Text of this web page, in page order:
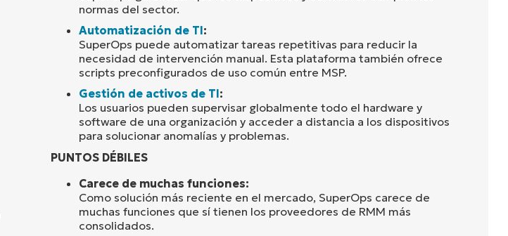
normas del sector.
Automatización de TI:
SuperOps puede automatizar tareas repetitivas para reducir la
necesidad de intervención manual. Esta plataforma también ofrece
scripts preconfigurados de uso común entre MSP.
Gestión de activos de TI:
Los usuarios pueden supervisar globalmente todo el hardware y
software de una organización y acceder a distancia a los dispositivos
para solucionar anomalías y problemas.
PUNTOS DÉBILES
Carece de muchas funciones:
Como solución más reciente en el mercado, SuperOps carece de
muchas funciones que sí tienen los proveedores de RMM más
consolidados.